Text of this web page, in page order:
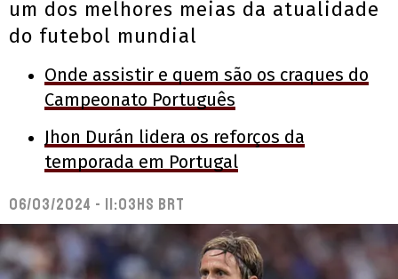
um dos melhores meias da atualidade
do futebol mundial
Onde assistir e quem são os craques do
Campeonato Português
Jhon Durán lidera os reforços da
temporada em Portugal
06/03/2024 - 11:03hs BRT